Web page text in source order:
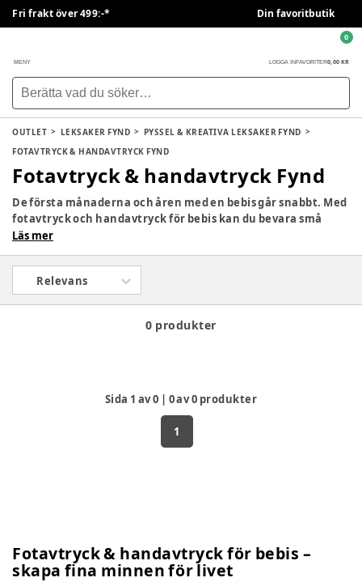
Fri frakt över 499:-* Din favoritbutik
MENY LOGGA IN FAVORITER0,00 KR
0
OUTLET LEKSAKER FYND
PYSSEL & KREATIVA LEKSAKER FYND
FOTAVTRYCK & HANDAVTRYCK FYND
Fotavtryck & handavtryck Fynd
De första månaderna och åren med en bebis går snabbt. Med
fotavtryck och handavtryck för bebis kan du bevara små
ögonblick och skapa fina minnen att uppskatta länge. Med
händer och fötter på ett personligt sätt.
Läs mer
Relevans
0 produkter
Sida 1 av0 | 0av0 produkter
1
Fotavtryck & handavtryck för bebis –
skapa fina minnen för livet